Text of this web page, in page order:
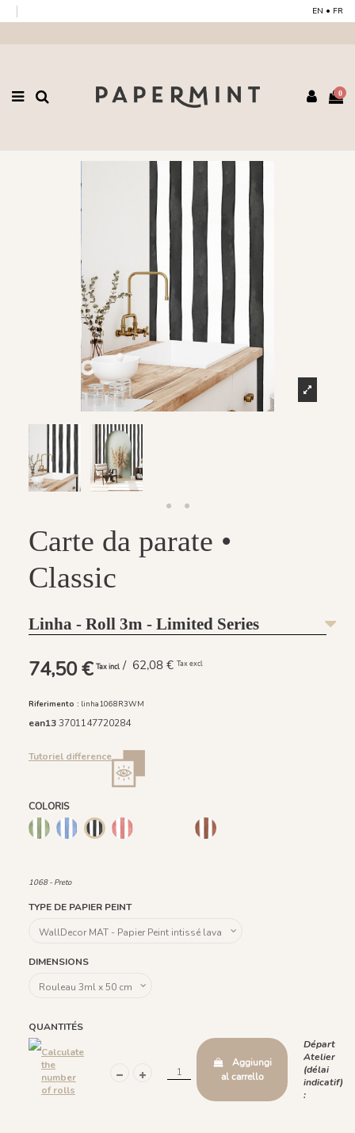
EN • FR
0
Carte da parate •
Classic
Linha - Roll 3m - Limited Series
74,50 €Tax incl / 62,08 € Tax excl
Riferimento : linha1068R3WM
ean133701147720284
Tutoriel difference
COLORIS
1066 - Verde1067 - Azul1068 - Preto1069 - Rosa1070 - Bege1091 - Marina1092 - Acaju
1068 - Preto
TYPE DE PAPIER PEINT
DIMENSIONS
QUANTITÉS
Calculate
the
number
of rolls
Aggiungi
al carrello
Départ
Atelier
(délai
indicatif)
: